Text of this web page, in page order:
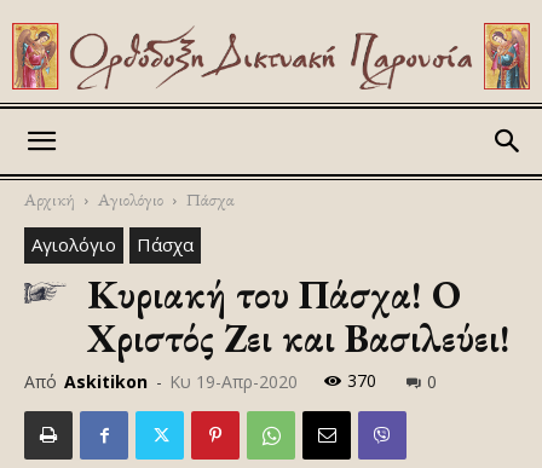
Αρχική Αγιολόγιο Πάσχα
Αγιολόγιο Πάσχα
Κυριακή του Πάσχα! Ο
Χριστός Ζει και Βασιλεύει!
Από Askitikon - Κυ 19-Απρ-2020 370 0